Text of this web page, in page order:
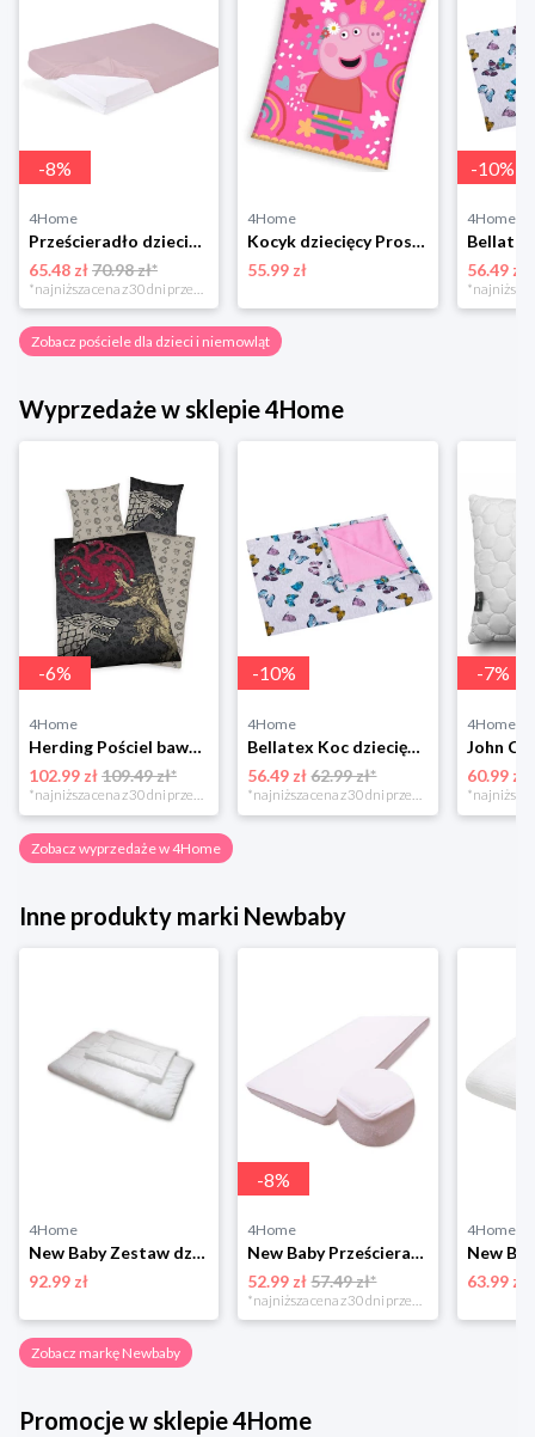
-8%
4Home
Prześcieradło dziecięce nieprzepuszczalne Bamboo różowy, 60 x 120 cm BabyMatex
65.48 zł70.98 zł*
*najniższa cena z 30 dni przed obniżką
4Home
Kocyk dziecięcy Prosiaczek Pepina Różowy Świat ,130 x 160 cm 4-Home
55.99 zł
-10%
4Home
56.49 zł
Zobacz pościele dla dzieci i niemowląt
Wyprzedaże w sklepie 4Home
-6%
4Home
Herding Pościel bawełniana Game of the Thrones, 140 x 200 cm, 70 x 90 cm
102.99 zł109.49 zł*
-10%
4Home
Bellatex Koc dziecięcy Bára Butterfly różowy, 75 x 100 cm
56.49 zł 62.99 zł*
-7%
4Home
60.99 zł
Zobacz wyprzedaże w 4Home
Inne produkty marki Newbaby
4Home
New Baby Zestaw dziecięcy kołdra i poduszka, 90 x 120 cm, 40 x 60 cm Newbaby
92.99 zł
-8%
4Home
New Baby Prześcieradło frote dziecięce z podkładką nieprzepuszczalną, 60 x 120 cm Newbaby
52.99 zł 57.49 zł*
*najniższa cena z 30 dni przed obniżką
4Home
63.99 zł
Zobacz markę Newbaby
Promocje w sklepie 4Home